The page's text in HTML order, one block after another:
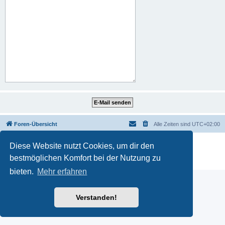
Diese Website nutzt Cookies, um dir den
bestmöglichen Komfort bei der Nutzung zu
bieten. Mehr erfahren
Verstanden!
Foren-Übersicht Alle Zeiten sind UTC+02:00
Powered by phpBB
® Forum Software © phpBB Limited
Deutsche Übersetzung durch
Datenschutz|Nutzungsbedingungen